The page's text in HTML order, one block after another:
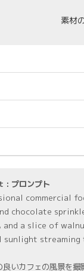
素材
: プロンプト
commercial
chocolate
and a slice of
sunlight streaming
良いカフェの風景を